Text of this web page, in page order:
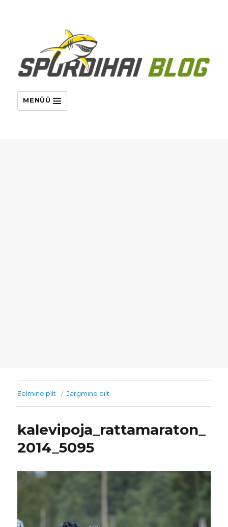
MENÜÜ
Eelmine pilt Järgmine pilt
kalevipoja_rattamaraton_
2014_5095